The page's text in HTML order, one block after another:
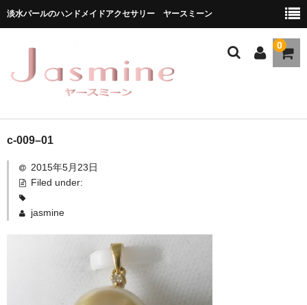
淡水パールのハンドメイドアクセサリー ヤースミーン
0
ホーム
商品一覧
★お勧め商品
c-009–01
2015年5月23日
Filed under:
jasmine